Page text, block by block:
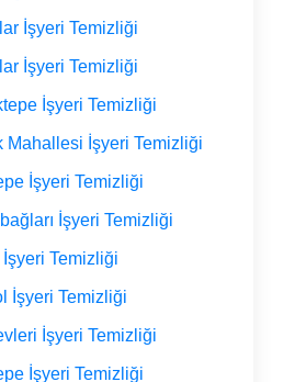
İşyeri Temizliği
İşyeri Temizliği
İşyeri Temizliği
Mahallesi İşyeri Temizliği
İşyeri Temizliği
İşyeri Temizliği
Temizliği
İşyeri Temizliği
İşyeri Temizliği
İşyeri Temizliği